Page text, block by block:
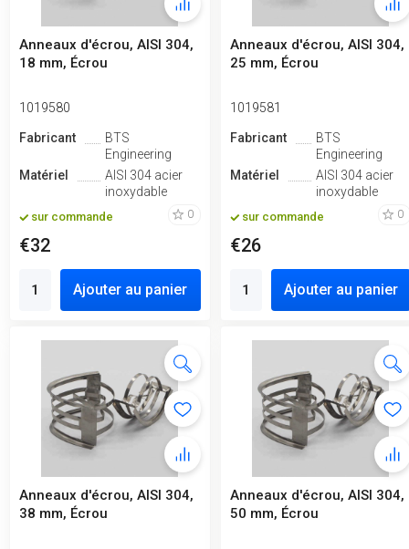
Anneaux d'écrou, AISI 304,
18 mm, Écrou
1019580
Fabricant
BTS
Engineering
Matériel
AISI 304 acier
inoxydable
sur commande 0
€32
Ajouter au panier
Anneaux d'écrou, AISI 304,
25 mm, Écrou
1019581
Fabricant
BTS
Engineering
Matériel
AISI 304 acier
inoxydable
sur commande 0
€26
Ajouter au panier
Anneaux d'écrou, AISI 304,
38 mm, Écrou
Anneaux d'écrou, AISI 304,
50 mm, Écrou